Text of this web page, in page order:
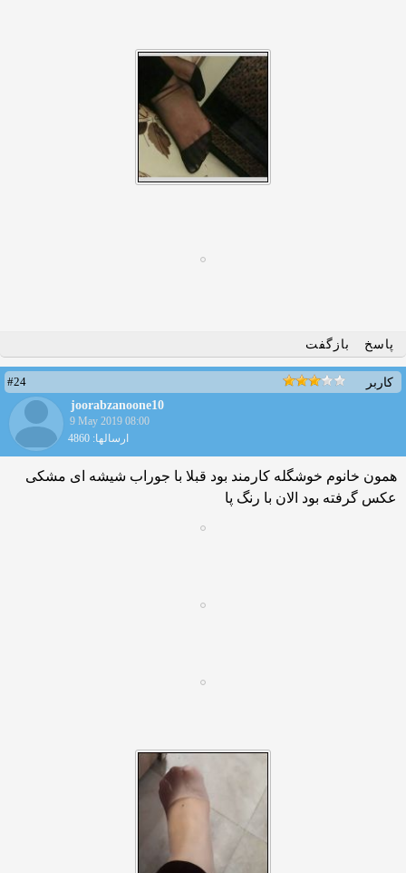
پاسخ بازگفت
کاربر
#24
joorabzanoone10
9 May 2019 08:00
ارسالها: 4860
همون خانوم خوشگله کارمند بود قبلا با جوراب شیشه ای مشکی
عکس گرفته بود الان با رنگ پا